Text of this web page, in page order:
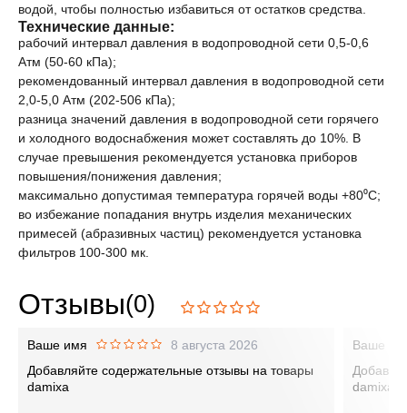
водой, чтобы полностью избавиться от остатков средства.
Технические данные:
рабочий интервал давления в водопроводной сети 0,5-0,6
Атм (50-60 кПа);
рекомендованный интервал давления в водопроводной сети
2,0-5,0 Атм (202-506 кПа);
разница значений давления в водопроводной сети горячего
и холодного водоснабжения может составлять до 10%. В
случае превышения рекомендуется установка приборов
повышения/понижения давления;
максимально допустимая температура горячей воды +80⁰С;
во избежание попадания внутрь изделия механических
примесей (абразивных частиц) рекомендуется установка
фильтров 100-300 мк.
Отзывы(0)
Ваше имя
8 августа 2026
Добавляйте содержательные отзывы на товары
damixa
Ваше
damixa